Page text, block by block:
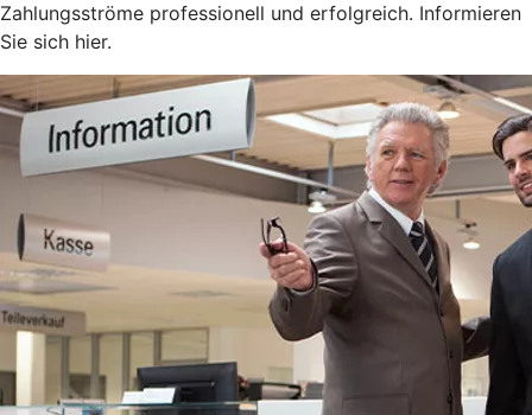
Zahlungsströme professionell und erfolgreich. Informieren
Sie sich hier.